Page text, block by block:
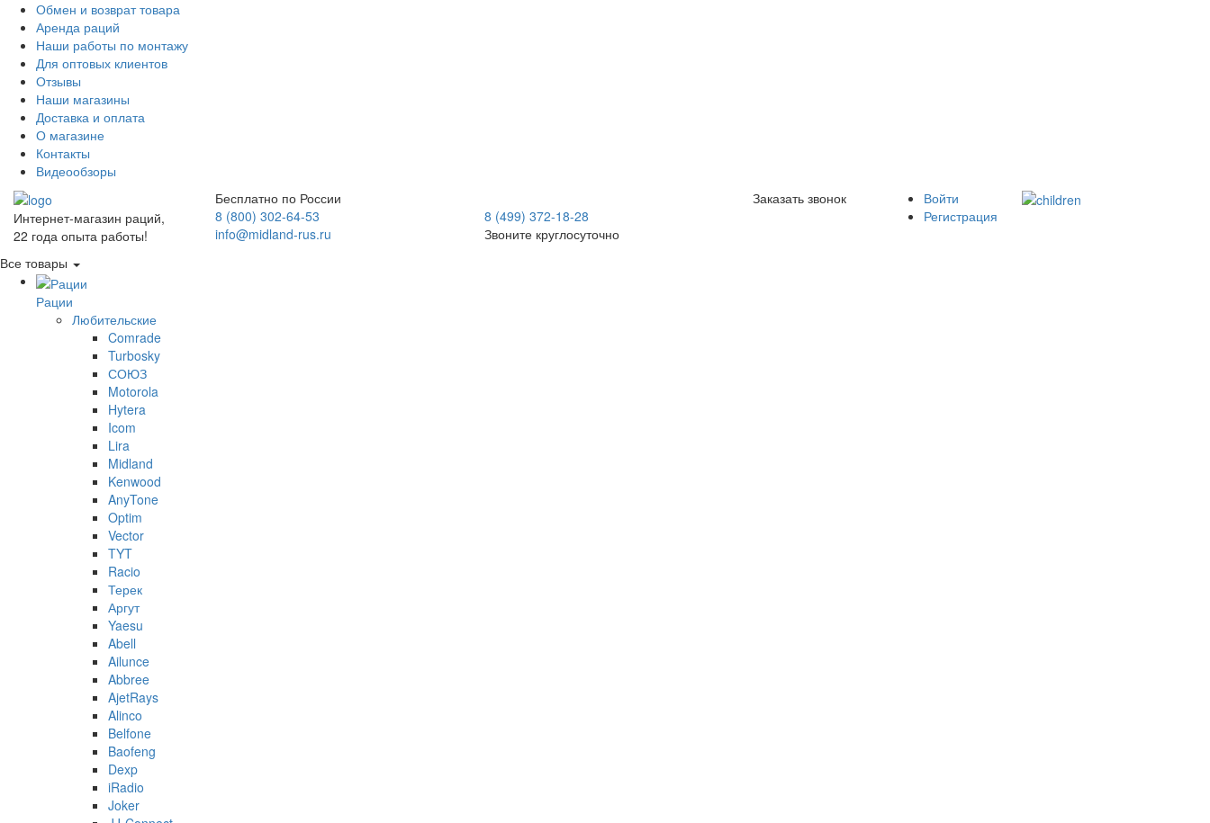
Обмен и возврат товара
Аренда раций
Наши работы по монтажу
Для оптовых клиентов
Отзывы
Наши магазины
Доставка и оплата
О магазине
Контакты
Видеообзоры
Интернет-магазин раций,
22 года опыта работы!
Бесплатно по России
8 (800) 302-64-53
info@midland-rus.ru
8 (499) 372-18-28
Звоните круглосуточно
Заказать звонок
Войти
Регистрация
Все товары
Рации
Любительские
Comrade
Turbosky
СОЮЗ
Motorola
Hytera
Icom
Lira
Midland
Kenwood
AnyTone
Optim
Vector
TYT
Racio
Терек
Аргут
Yaesu
Abell
Ailunce
Abbree
AjetRays
Alinco
Belfone
Baofeng
Dexp
iRadio
Joker